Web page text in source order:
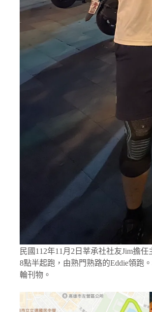
民國112年11月2日莘承社社友Jim擔
8點半起跑，由熟門熟路的Eddie領跑
輪刊物。